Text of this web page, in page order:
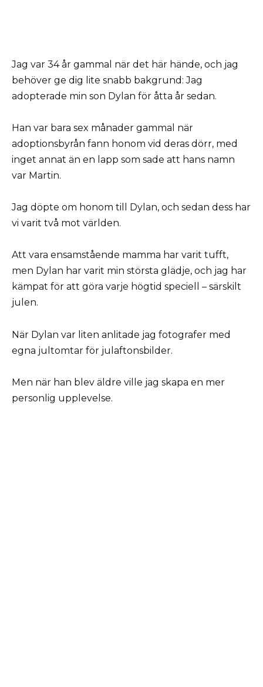
Jag var 34 år gammal när det här hände, och jag
behöver ge dig lite snabb bakgrund: Jag
adopterade min son Dylan för åtta år sedan.
Han var bara sex månader gammal när
adoptionsbyrån fann honom vid deras dörr, med
inget annat än en lapp som sade att hans namn
var Martin.
Jag döpte om honom till Dylan, och sedan dess har
vi varit två mot världen.
Att vara ensamstående mamma har varit tufft,
men Dylan har varit min största glädje, och jag har
kämpat för att göra varje högtid speciell – särskilt
julen.
När Dylan var liten anlitade jag fotografer med
egna jultomtar för julaftonsbilder.
Men när han blev äldre ville jag skapa en mer
personlig upplevelse.